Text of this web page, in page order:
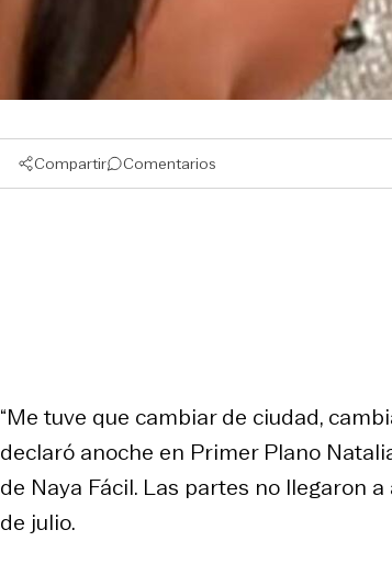
Compartir Comentarios
“Me tuve que cambiar de ciudad,
declaró anoche en Primer Plano
de Naya Fácil. Las partes no llegaron
de julio.